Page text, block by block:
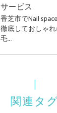
サービス
香芝市でNail
徹底しておしゃ
毛…
関連タ